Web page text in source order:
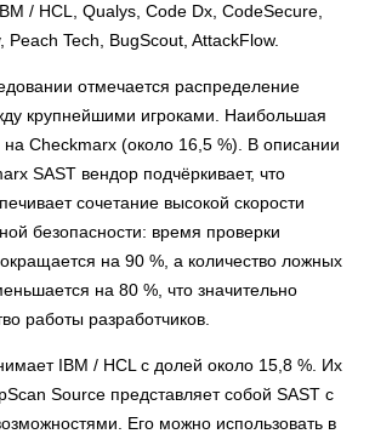
/ HCL, Qualys, Code Dx, CodeSecure,
Peach Tech, BugScout, AttackFlow.
отмечается распределение
крупнейшими игроками. Наибольшая
на Checkmarx (около 16,5 %). В описании
SAST вендор подчёркивает, что
сочетание высокой скорости
безопасности: время проверки
на 90 %, а количество ложных
на 80 %, что значительно
работы разработчиков.
IBM / HCL с долей около 15,8 %. Их
Source представляет собой SAST с
Его можно использовать в